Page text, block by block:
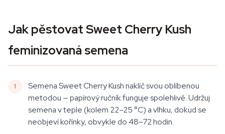
Jak pěstovat Sweet Cherry Kush
feminizovaná semena
Semena Sweet Cherry Kush naklíč svou oblíbenou
metodou — papírový ručník funguje spolehlivě. Udržuj
semena v teple (kolem 22–25 °C) a vlhku, dokud se
neobjeví kořínky, obvykle do 48–72 hodin.